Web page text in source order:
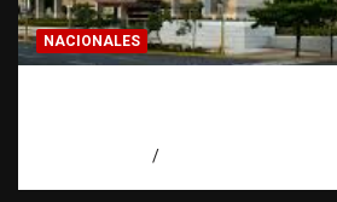
NACIONALES